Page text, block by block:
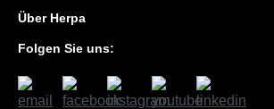
Über Herpa
Folgen Sie uns: